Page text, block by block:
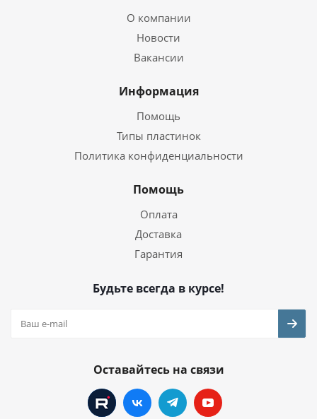
О компании
Новости
Вакансии
Информация
Помощь
Типы пластинок
Политика конфиденциальности
Помощь
Оплата
Доставка
Гарантия
Будьте всегда в курсе!
Оставайтесь на связи